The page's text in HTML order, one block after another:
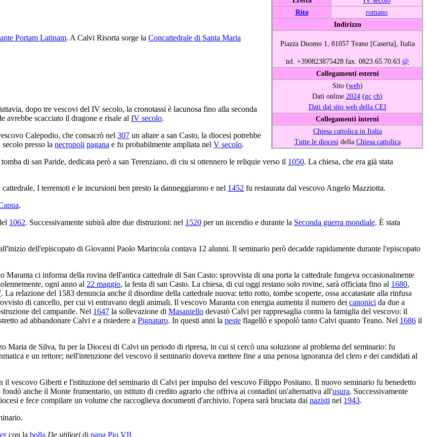
Rito
romano
Indirizzo
Piazza Duomo 1, 81057 Teano [Caserta], Italia
tel. +390823875428 fax. 0823.65.70.63 @
Collegamenti esterni
Sito (web)
Dati online 2024 (gc ch)
Dati dal sito web della CEI
Collegamenti interni
Chiesa cattolica in Italia
Tutte le diocesidella Chiesa cattolica
Portam Latinam. A Calvi Risorta sorge la Concattedrale di Santa Maria
dopo tre vescovi del IV secolo, la cronotassi è lacunosa fino alla seconda
avrebbe scacciato il dragone e risale al IV secolo.
Calepodio, che consacrò nel 307 un altare a san Casto, la diocesi potrebbe
presso la necropoli pagana e fu probabilmente ampliata nel V secolo.
di san Paride, dedicata però a san Terenziano, di ciu si ottennero le reliquie verso il 1050. La chiesa, che era già stata
I terremoti e le incursioni ben presto la danneggiarono e nel 1452 fu restaurata dal vescovo Angelo Mazziotta.
.
1062. Successivamente subirà altre due distruzioni: nel 1520 per un incendio e durante la Seconda guerra mondiale. È stata
dell'episcopato di Giovanni Paolo Marincola contava 12 alunni. Il seminario però decadde rapidamente durante l'episcopato
Maranta ci informa della rovina dell'antica cattedrale di San Casto: sprovvista di una porta la cattedrale fungeva occasionalmente
ogni anno al 22 maggio, la festa di san Casto. La chiesa, di cui oggi restano solo rovine, sarà officiata fino al 1680,
. La relazione del 1583 denuncia anche il disordine della cattedrale nuova: tetto rotto, tombe scoperte, ossa accatastate alla rinfusa
di cancello, per cui vi entravano degli animali. Il vescovo Maranta con energia aumenta il numero dei canonici da due a
del campanile. Nel 1647 la sollevazione di Masaniello devastò Calvi per rappresaglia contro la famiglia del vescovo: il
ad abbandonare Calvi e a risiedere a Pignataro. In questi anni la peste flagellò e spopolò tanto Calvi quanto Teano. Nel 1686 il
Maria de Silva, fu per la Diocesi di Calvi un periodo di ripresa, in cui si cercò una soluzione al problema del seminario: fu
e un rettore; nell'intenzione del vescovo il seminario doveva mettere fine a una penosa ignoranza del clero e dei candidati al
il vescovo Giberti e l'istituzione del seminario di Calvi per impulso del vescovo Filippo Positano. Il nuovo seminario fu benedetto
fondò anche il Monte frumentario, un istituto di credito agrario che offriva ai contadini un'alternativa all'usura. Successivamente
e fece compilare un volume che raccoglieva documenti d'archivio. l'opera sarà bruciata dai nazisti nel 1943.
con la bolla De utiliori di papa Pio VII.